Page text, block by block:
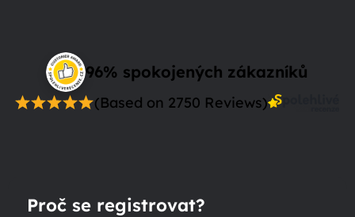
96% spokojených zákazníků
(Based on 2750 Reviews)
Proč se registrovat?